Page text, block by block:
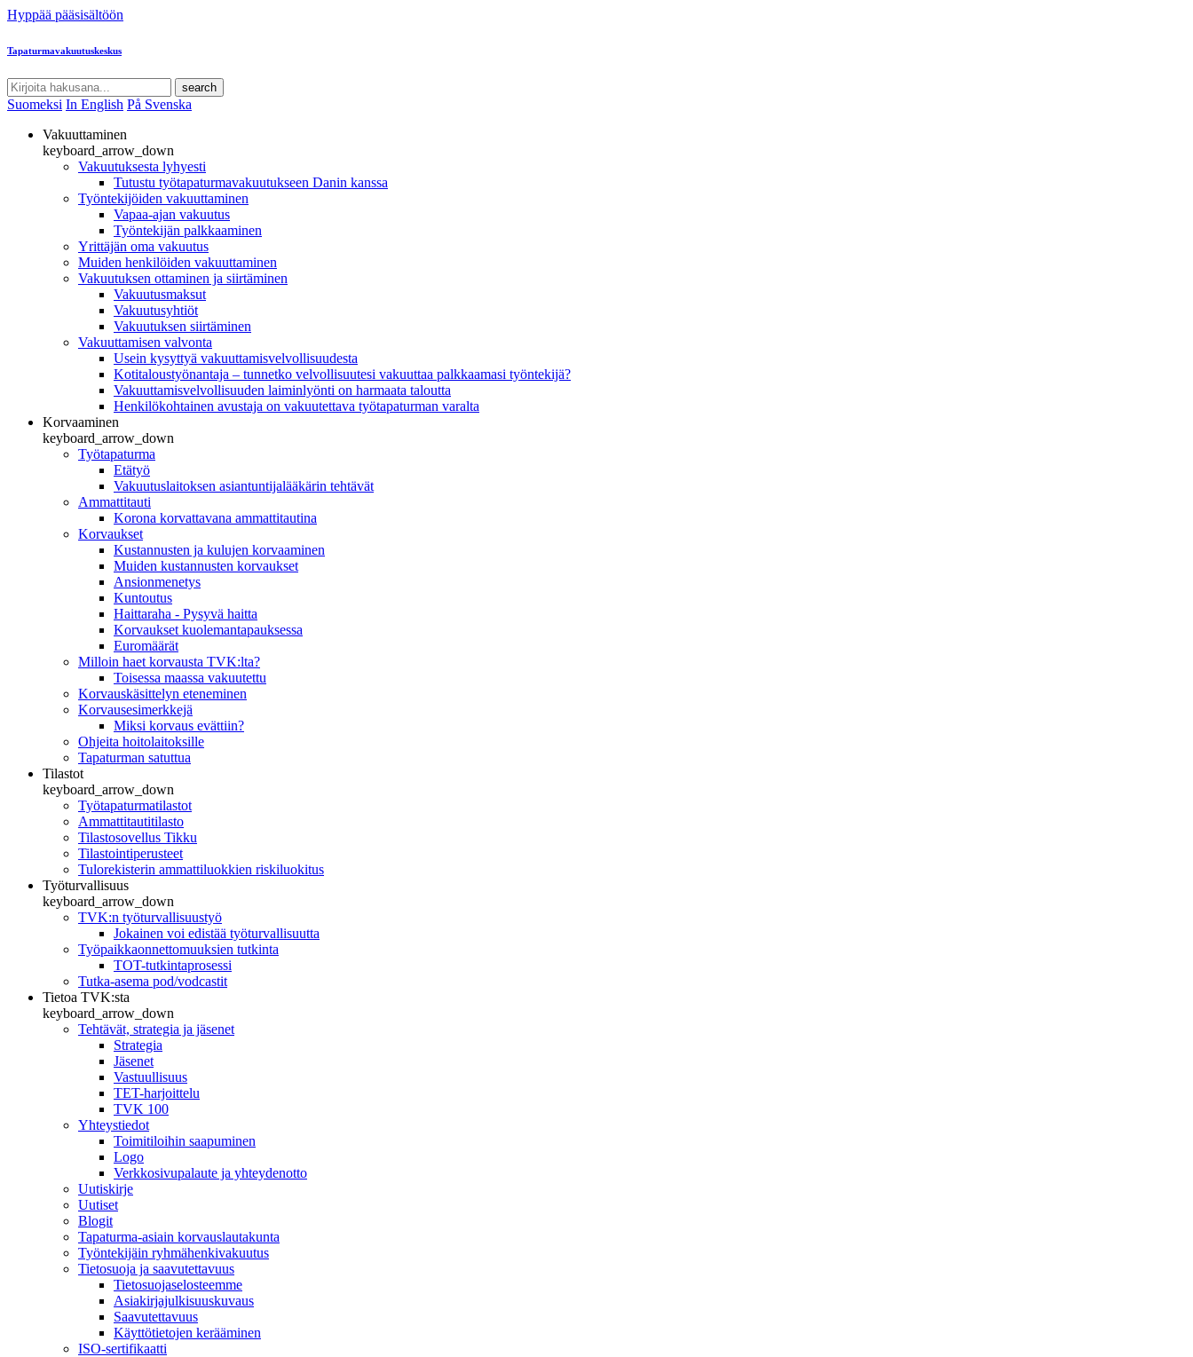
Hyppää pääsisältöön
Tapaturmavakuutuskeskus
search
Suomeksi In English På Svenska
Vakuuttaminen
keyboard_arrow_down
Vakuutuksesta lyhyesti
Tutustu työtapaturmavakuutukseen Danin kanssa
Työntekijöiden vakuuttaminen
Vapaa-ajan vakuutus
Työntekijän palkkaaminen
Yrittäjän oma vakuutus
Muiden henkilöiden vakuuttaminen
Vakuutuksen ottaminen ja siirtäminen
Vakuutusmaksut
Vakuutusyhtiöt
Vakuutuksen siirtäminen
Vakuuttamisen valvonta
Usein kysyttyä vakuuttamisvelvollisuudesta
Kotitaloustyönantaja – tunnetko velvollisuutesi vakuuttaa palkkaamasi työntekijä?
Vakuuttamisvelvollisuuden laiminlyönti on harmaata taloutta
Henkilökohtainen avustaja on vakuutettava työtapaturman varalta
Korvaaminen
keyboard_arrow_down
Työtapaturma
Etätyö
Vakuutuslaitoksen asiantuntijalääkärin tehtävät
Ammattitauti
Korona korvattavana ammattitautina
Korvaukset
Kustannusten ja kulujen korvaaminen
Muiden kustannusten korvaukset
Ansionmenetys
Kuntoutus
Haittaraha - Pysyvä haitta
Korvaukset kuolemantapauksessa
Euromäärät
Milloin haet korvausta TVK:lta?
Toisessa maassa vakuutettu
Korvauskäsittelyn eteneminen
Korvausesimerkkejä
Miksi korvaus evättiin?
Ohjeita hoitolaitoksille
Tapaturman satuttua
Tilastot
keyboard_arrow_down
Työtapaturmatilastot
Ammattitautitilasto
Tilastosovellus Tikku
Tilastointiperusteet
Tulorekisterin ammattiluokkien riskiluokitus
Työturvallisuus
keyboard_arrow_down
TVK:n työturvallisuustyö
Jokainen voi edistää työturvallisuutta
Työpaikkaonnettomuuksien tutkinta
TOT-tutkintaprosessi
Tutka-asema pod/vodcastit
Tietoa TVK:sta
keyboard_arrow_down
Tehtävät, strategia ja jäsenet
Strategia
Jäsenet
Vastuullisuus
TET-harjoittelu
TVK 100
Yhteystiedot
Toimitiloihin saapuminen
Logo
Verkkosivupalaute ja yhteydenotto
Uutiskirje
Uutiset
Blogit
Tapaturma-asiain korvauslautakunta
Työntekijäin ryhmähenkivakuutus
Tietosuoja ja saavutettavuus
Tietosuojaselosteemme
Asiakirjajulkisuuskuvaus
Saavutettavuus
Käyttötietojen kerääminen
ISO-sertifikaatti